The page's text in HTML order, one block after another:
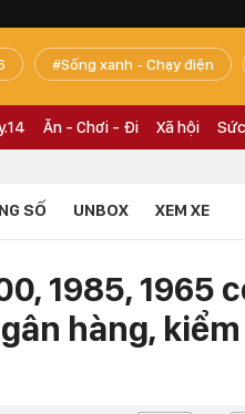
Sống xanh - Chạy điện
Ăn - Chơi - Đi Xã hội
SỐ UNBOX XEM XE
1985, 1965
hàng,